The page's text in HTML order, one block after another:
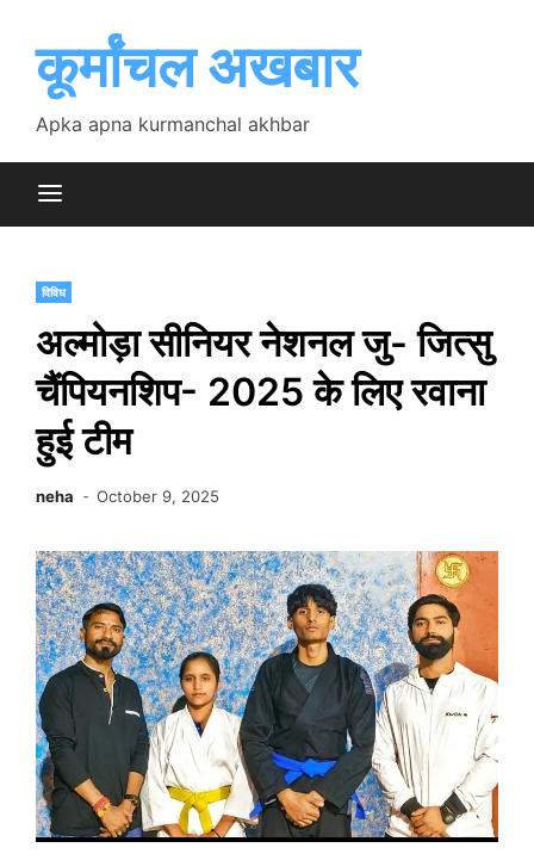
contentकूर्मांचल अखबार
Apka apna kurmanchal akhbar
विविध
अल्मोड़ा सीनियर नेशनल जु- जित्सु
चैंपियनशिप- 2025 के लिए रवाना
हुई टीम
neha October 9, 2025